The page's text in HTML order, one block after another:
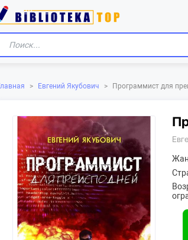
> Евгений Якубович > Программист для